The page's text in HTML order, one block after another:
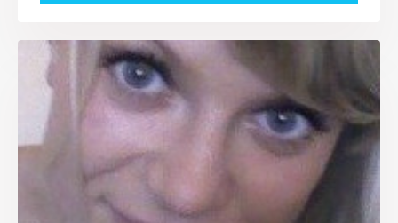
Środki, które zostały zgromadzone na moim koncie
leczenie i badania, w związku z tym zawieszamy na
razie zbiórkę na moje konto. Wśród pacjentów
Fundacji Alivia jest wielu potrzebujących, których
nadal mogą Państwo wspierać. Bardzo serdecznie
pozdrawiam, Marta